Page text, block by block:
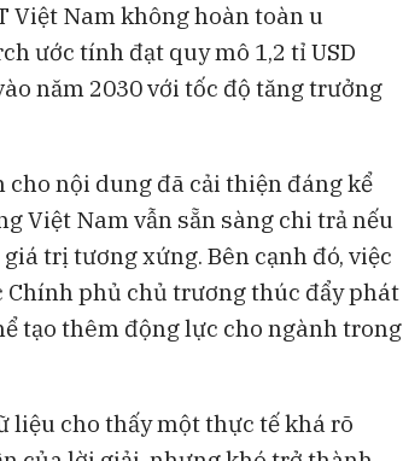
Việt Nam không hoàn toàn u
ước tính đạt quy mô 1,2 tỉ USD
năm 2030 với tốc độ tăng trưởng
cho nội dung đã cải thiện đáng kể
Việt Nam vẫn sẵn sàng chi trả nếu
trị tương xứng. Bên cạnh đó, việc
Chính phủ chủ trương thúc đẩy phát
tạo thêm động lực cho ngành trong
liệu cho thấy một thực tế khá rõ